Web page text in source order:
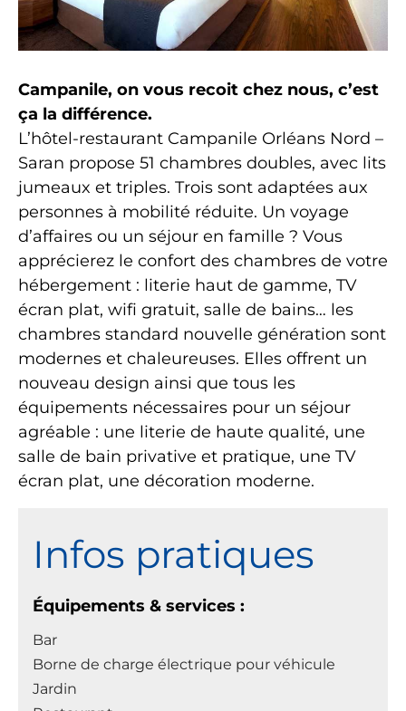
Campanile, on vous recoit chez nous, c’est
ça la différence.
L’hôtel-restaurant Campanile Orléans Nord –
Saran propose 51 chambres doubles, avec lits
jumeaux et triples. Trois sont adaptées aux
personnes à mobilité réduite. Un voyage
d’affaires ou un séjour en famille ? Vous
apprécierez le confort des chambres de votre
hébergement : literie haut de gamme, TV
écran plat, wifi gratuit, salle de bains… les
chambres standard nouvelle génération sont
modernes et chaleureuses. Elles offrent un
nouveau design ainsi que tous les
équipements nécessaires pour un séjour
agréable : une literie de haute qualité, une
salle de bain privative et pratique, une TV
écran plat, une décoration moderne.
Infos pratiques
Équipements & services :
Bar
Borne de charge électrique pour véhicule
Jardin